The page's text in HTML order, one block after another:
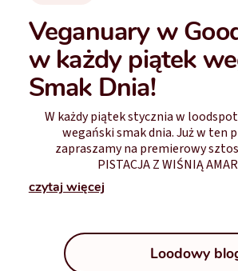
Veganuary w
w każdy piątek
Smak Dnia!
W każdy piątek stycznia w
wegański smak dnia. Już w ten
zapraszamy na premierowy
PISTACJA Z WIŚNIĄ
czytaj więcej
Loodowy